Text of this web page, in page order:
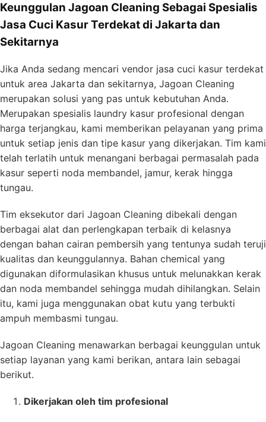
Keunggulan Jagoan Cleaning Sebagai Spesialis
Jasa Cuci Kasur Terdekat di Jakarta dan
Sekitarnya
Jika Anda sedang mencari vendor jasa cuci kasur terdekat
untuk area Jakarta dan sekitarnya, Jagoan Cleaning
merupakan solusi yang pas untuk kebutuhan Anda.
Merupakan spesialis laundry kasur profesional dengan
harga terjangkau, kami memberikan pelayanan yang prima
untuk setiap jenis dan tipe kasur yang dikerjakan. Tim kami
telah terlatih untuk menangani berbagai permasalah pada
kasur seperti noda membandel, jamur, kerak hingga
tungau.
Tim eksekutor dari Jagoan Cleaning dibekali dengan
berbagai alat dan perlengkapan terbaik di kelasnya
dengan bahan cairan pembersih yang tentunya sudah teruji
kualitas dan keunggulannya. Bahan chemical yang
digunakan diformulasikan khusus untuk melunakkan kerak
dan noda membandel sehingga mudah dihilangkan. Selain
itu, kami juga menggunakan obat kutu yang terbukti
ampuh membasmi tungau.
Jagoan Cleaning menawarkan berbagai keunggulan untuk
setiap layanan yang kami berikan, antara lain sebagai
berikut.
Dikerjakan oleh tim profesional